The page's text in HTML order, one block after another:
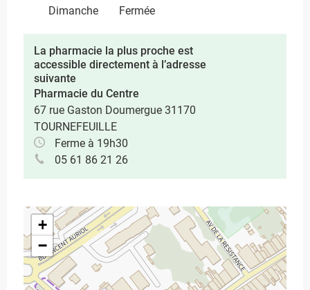
Dimanche
Fermée
La pharmacie la plus proche est
accessible directement à l’adresse
suivante
Pharmacie du Centre
67 rue Gaston Doumergue 31170
TOURNEFEUILLE
Ferme à 19h30
05 61 86 21 26
+
−